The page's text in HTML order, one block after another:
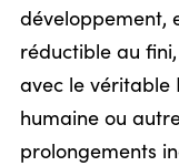
développement,
réductible au
avec le véritable
humaine ou
prolongements